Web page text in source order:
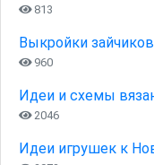
813
Выкройки зайчиков
960
Идеи и схемы
2046
Идеи игрушек к